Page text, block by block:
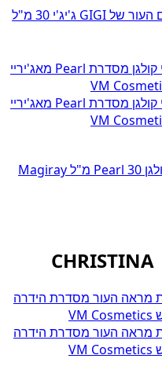
סרום פנינים להבהרה ומילוי קולגן Pearl 30 מ"ל Magiray